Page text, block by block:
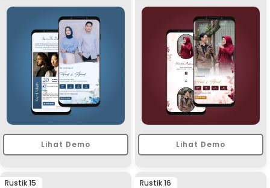
Lihat Demo Lihat Demo
Rustik 15 Rustik 16